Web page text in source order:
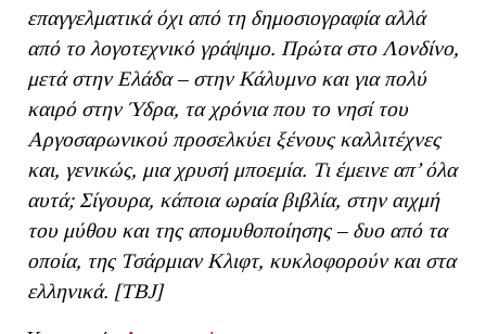
επαγγελματικά όχι από τη δημοσιογραφία αλλά
από το λογοτεχνικό γράψιμο. Πρώτα στο Λονδίνο,
μετά στην Ελάδα – στην Κάλυμνο και για πολύ
καιρό στην Ύδρα, τα χρόνια που το νησί του
Αργοσαρωνικού προσελκύει ξένους καλλιτέχνες
και, γενικώς, μια χρυσή μποεμία. Τι έμεινε απ’ όλα
αυτά; Σίγουρα, κάποια ωραία βιβλία, στην αιχμή
του μύθου και της απομυθοποίησης – δυο από τα
οποία, της Τσάρμιαν Κλιφτ, κυκλοφορούν και στα
ελληνικά. [ΤΒJ]